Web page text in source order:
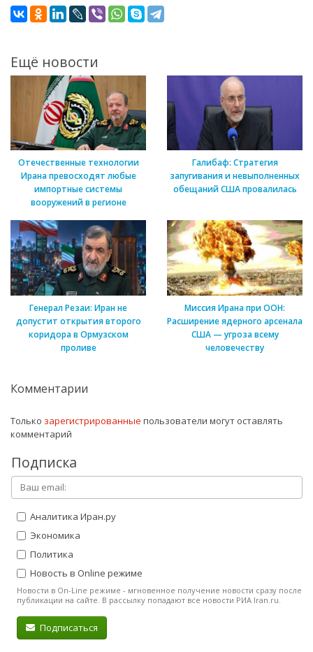
Ещё новости
Отечественные технологии
Ирана превосходят любые
импортные системы
вооружений в регионе
Галибаф: Стратегия
запугивания и невыполненных
обещаний США провалилась
Генерал Резаи: Иран не
допустит открытия второго
коридора в Ормузском
проливе
Миссия Ирана при ООН:
Расширение ядерного арсенала
США — угроза всему
человечеству
Комментарии
Только зарегистрированные пользователи могут оставлять
комментарий
Подписка
Аналитика Иран.ру
Экономика
Политика
Новость в Online режиме
Новости в On-Line режиме - мгновенное получение новости сразу после
публикации на сайте. В рассылку попадают все новости РИА Iran.ru.
Подписаться